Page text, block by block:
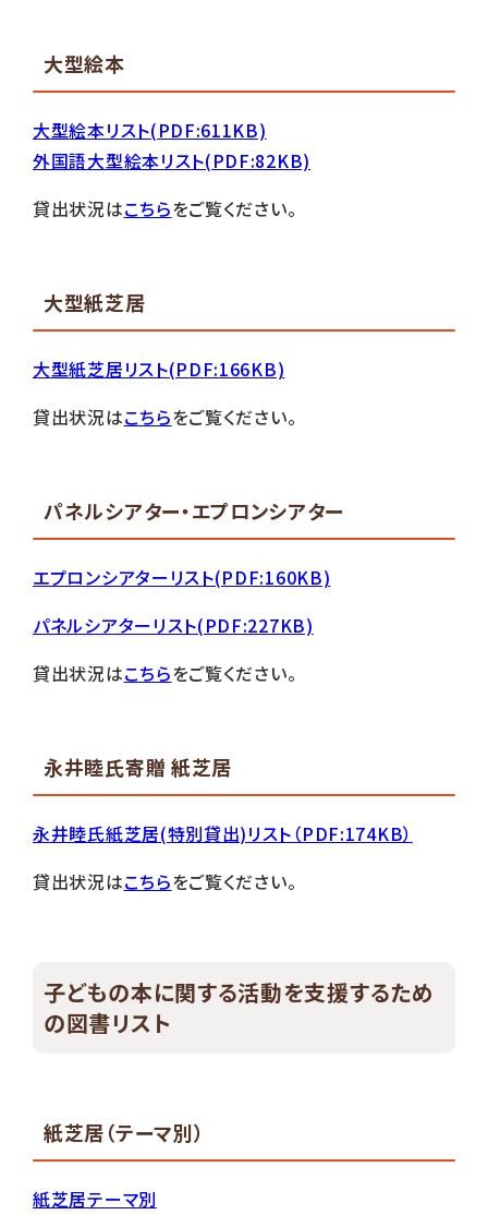
大型絵本
大型絵本リスト(PDF:611KB)
外国語大型絵本リスト(PDF:82KB)
貸出状況はこちらをご覧ください。
大型紙芝居
大型紙芝居リスト(PDF:166KB)
貸出状況はこちらをご覧ください。
パネルシアター・エプロンシアター
エプロンシアターリスト(PDF:160KB)
パネルシアターリスト(PDF:227KB)
貸出状況はこちらをご覧ください。
永井睦氏寄贈 紙芝居
永井睦氏紙芝居(特別貸出)リスト（PDF:174KB）
貸出状況はこちらをご覧ください。
子どもの本に関する活動を支援するため
の図書リスト
紙芝居（テーマ別）
紙芝居テーマ別